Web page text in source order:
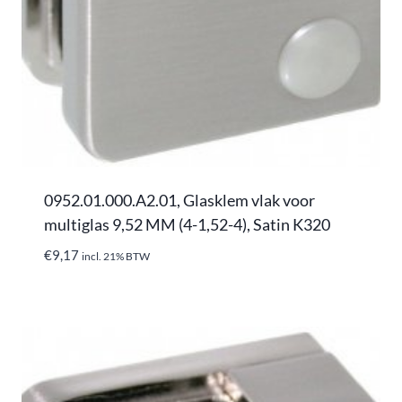
0952.01.000.A2.01, Glasklem vlak voor
multiglas 9,52 MM (4-1,52-4), Satin K320
€9,17 incl. 21% BTW